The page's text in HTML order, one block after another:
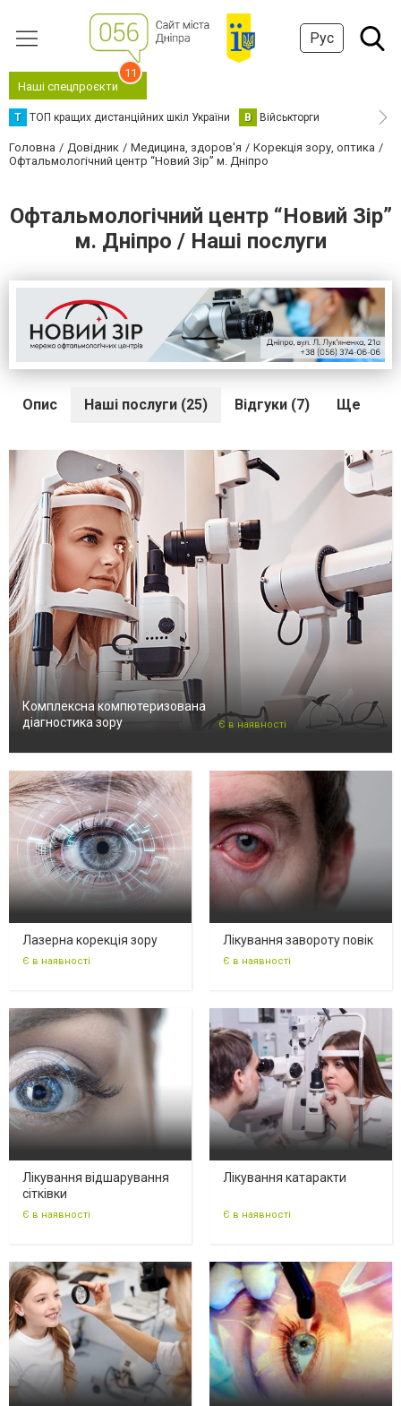
Рус
Наші спецпроєкти
11
Т ТОП кращих дистанційних шкіл України В Військторги
Головна Довідник Медицина, здоров'я
Корекція зору, оптика
Офтальмологічний центр “Новий Зір” м. Дніпро
Офтальмологічний центр “Новий Зір”
м. Дніпро / Наші послуги
Опис Наші послуги (25) Відгуки (7) Ще
Комплексна компютеризована
діагностика зору
Є в наявності
Лазерна корекція зору
Є в наявності
Лікування завороту повік
Є в наявності
Лікування відшарування
сітківки
Є в наявності
Лікування катаракти
Є в наявності